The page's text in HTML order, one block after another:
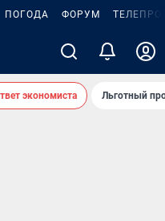
ПОГОДА ФОРУМ
экономиста Льготный